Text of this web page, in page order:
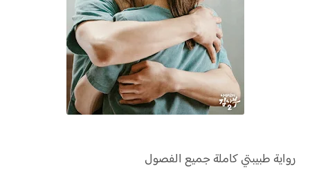
رواية طبيبتي كاملة جميع الفصول